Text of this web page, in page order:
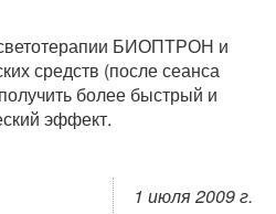
БИОПТРОН и
средств (после сеанса
более быстрый и
эффект.
1 июля 2009 г.